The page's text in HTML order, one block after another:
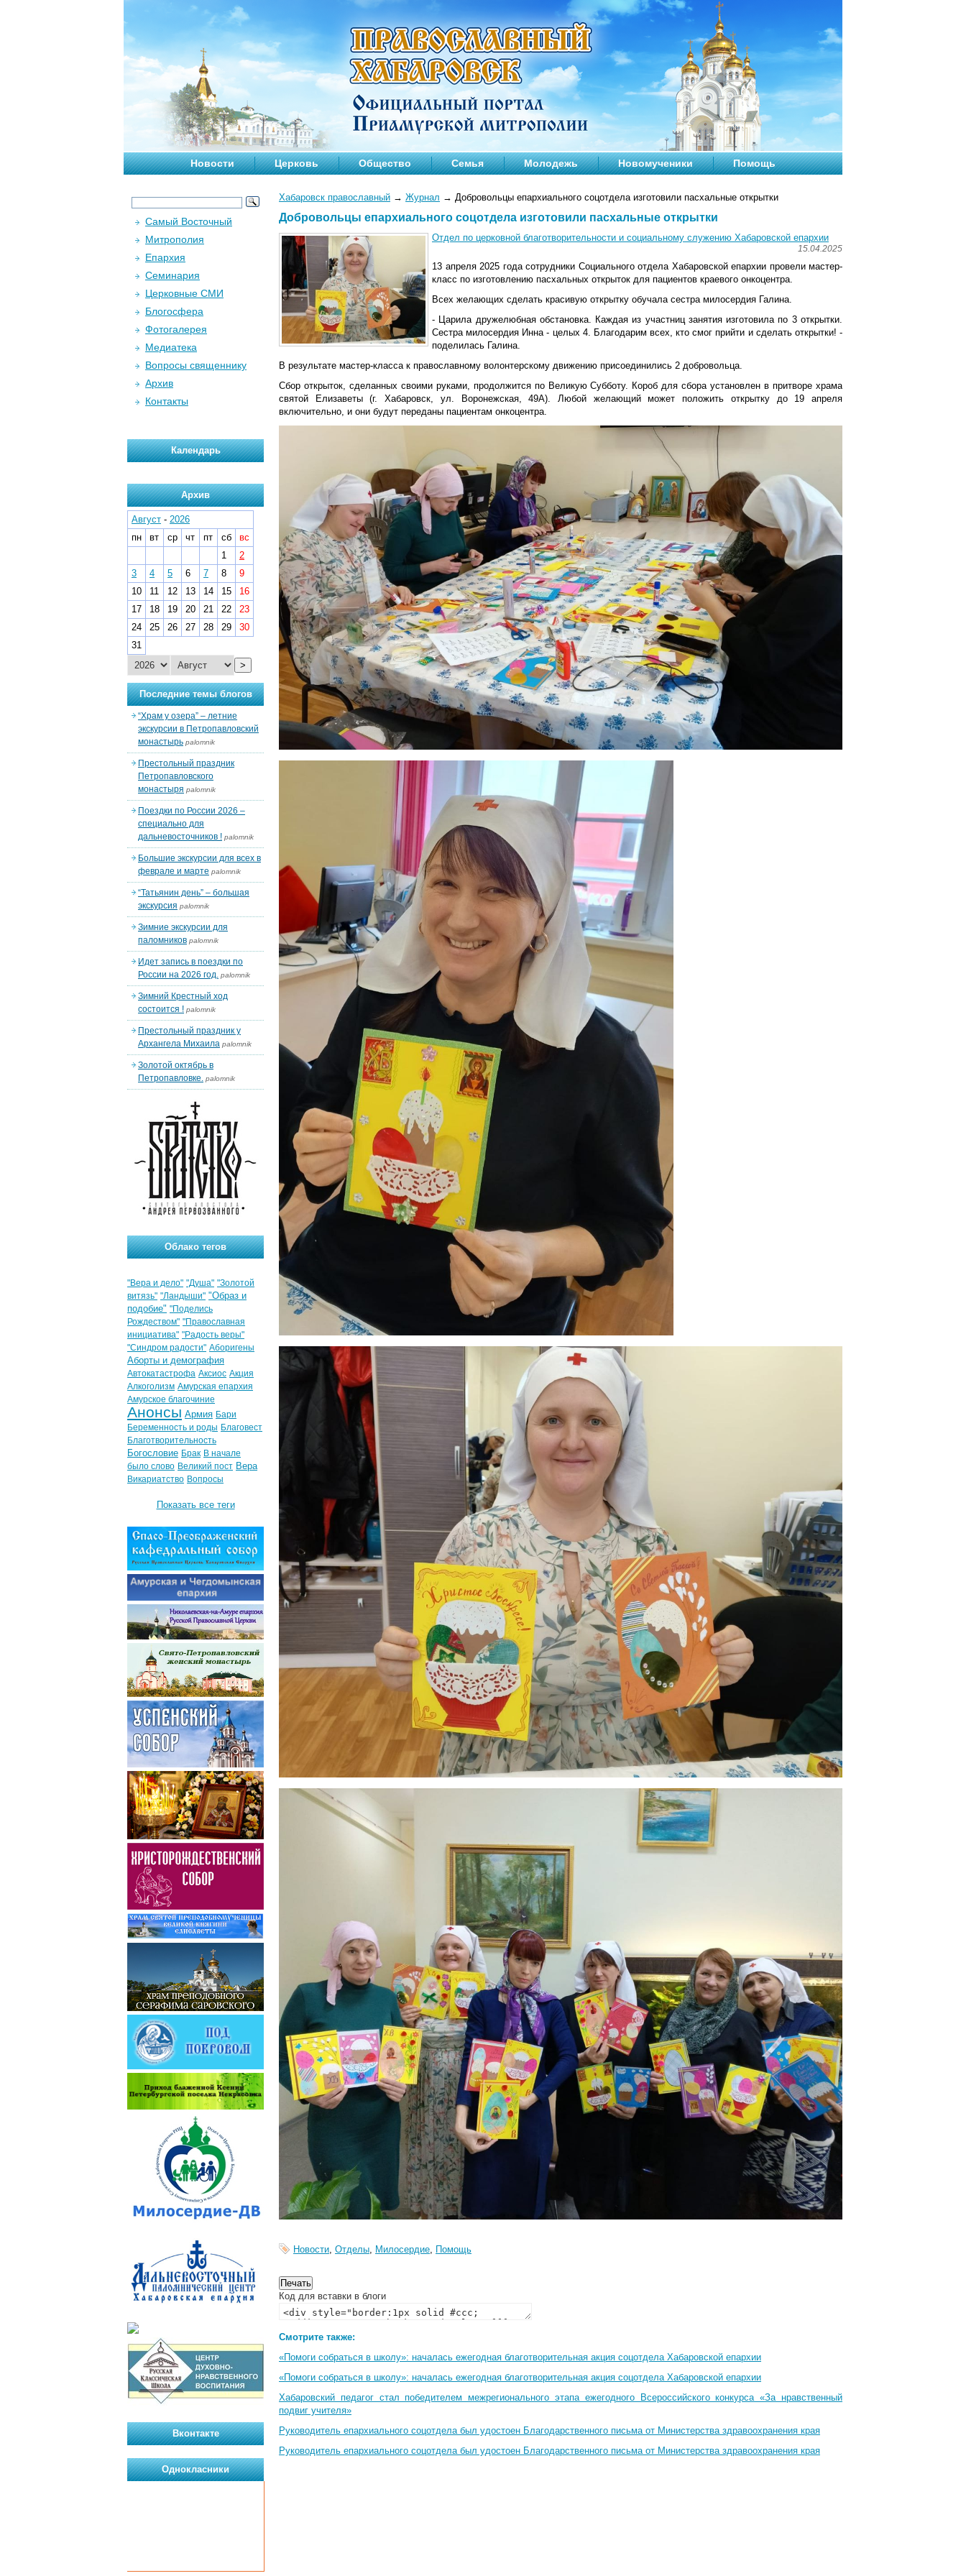
Новости Церковь Общество Семья Молодежь Новомученики Помощь
Хабаровск православный → Журнал → Добровольцы епархиального соцотдела изготовили пасхальные открытки
Добровольцы епархиального соцотдела изготовили пасхальные открытки
Отдел по церковной благотворительности и социальному служению Хабаровской епархии
15.04.2025
13 апреля 2025 года сотрудники Социального отдела Хабаровской епархии провели мастер-
класс по изготовлению пасхальных открыток для пациентов краевого онкоцентра.
Всех желающих сделать красивую открытку обучала сестра милосердия Галина.
- Царила дружелюбная обстановка. Каждая из участниц занятия изготовила по 3 открытки.
Сестра милосердия Инна - целых 4. Благодарим всех, кто смог прийти и сделать открытки! -
поделилась Галина.
В результате мастер-класса к православному волонтерскому движению присоединились 2 добровольца.
Сбор открыток, сделанных своими руками, продолжится по Великую Субботу. Короб для сбора установлен в притворе храма
святой Елизаветы (г. Хабаровск, ул. Воронежская, 49А). Любой желающий может положить открытку до 19 апреля
включительно, и они будут переданы пациентам онкоцентра.
Новости, Отделы, Милосердие, Помощь
Код для вставки в блоги
Смотрите также:
«Помоги собраться в школу»: началась ежегодная благотворительная акция соцотдела Хабаровской епархии
«Помоги собраться в школу»: началась ежегодная благотворительная акция соцотдела Хабаровской епархии
Хабаровский педагог стал победителем межрегионального этапа ежегодного Всероссийского конкурса «За нравственный
подвиг учителя»
Руководитель епархиального соцотдела был удостоен Благодарственного письма от Министерства здравоохранения края
Руководитель епархиального соцотдела был удостоен Благодарственного письма от Министерства здравоохранения края
Самый Восточный
Митрополия
Епархия
Семинария
Церковные СМИ
Блогосфера
Фотогалерея
Медиатека
Вопросы священнику
Архив
Контакты
Календарь
Архив
Август - 2026
пн
вт ср чт пт сб
вс
1
2
3
4 5 6 7 8
9
10
11 12 13 14 15
16
17
18 19 20 21 22
23
24
25 26 27 28 29
30
31
>
Последние темы блогов
“Храм у озера” – летние
экскурсии в Петропавловский
монастырь palomnik
Престольный праздник
Петропавловского
монастыря palomnik
Поездки по России 2026 –
специально для
дальневосточников ! palomnik
Большие экскурсии для всех в
феврале и марте palomnik
“Татьянин день” – большая
экскурсия palomnik
Зимние экскурсии для
паломников palomnik
Идет запись в поездки по
России на 2026 год. palomnik
Зимний Крестный ход
состоится ! palomnik
Престольный праздник у
Архангела Михаила palomnik
Золотой октябрь в
Петропавловке. palomnik
Облако тегов
"Вера и дело" "Душа" "Золотой
витязь" "Ландыши" "Образ и
подобие" "Поделись
Рождеством" "Православная
инициатива" "Радость веры"
"Синдром радости" Аборигены
Аборты и демография
Автокатастрофа Аксиос Акция
Алкоголизм Амурская епархия
Амурское благочиние
Анонсы Армия Бари
Беременность и роды Благовест
Благотворительность
Богословие Брак В начале
было слово Великий пост Вера
Викариатство Вопросы
Показать все теги
Вконтакте
Однокласники